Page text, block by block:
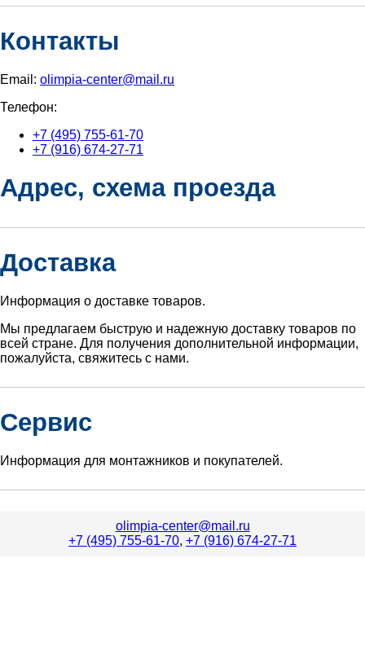
Контакты
Email: olimpia-center@mail.ru
Телефон:
+7 (495) 755-61-70
+7 (916) 674-27-71
Адрес, схема проезда
Доставка
Информация о доставке товаров.
Мы предлагаем быструю и надежную доставку товаров по
всей стране. Для получения дополнительной информации,
пожалуйста, свяжитесь с нами.
Сервис
Информация для монтажников и покупателей.
olimpia-center@mail.ru
+7 (495) 755-61-70, +7 (916) 674-27-71